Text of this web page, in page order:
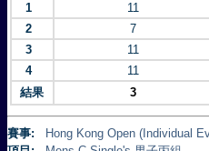
1
11
2
7
3
11
4
11
結果
3
賽事:
Hong Kong Open (Individual